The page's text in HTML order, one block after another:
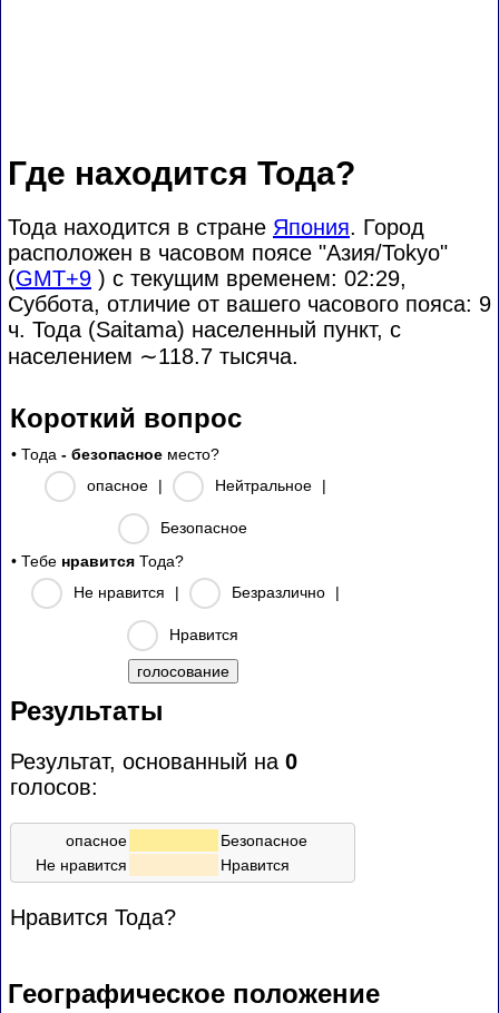
Где находится Тода?
Тода находится в стране Япония. Город
расположен в часовом поясе "Азия/Tokyo"
(GMT+9 ) с текущим временем: 02:29,
Суббота, отличие от вашего часового пояса: 9
ч. Тода (Saitama) населенный пункт, с
населением ∼118.7 тысяча.
Короткий вопрос
• Тода - безопасное место?
опасное
| Нейтральное |
Безопасное
• Тебе нравится Тода?
Не нравится
| Безразлично |
Нравится
Результаты
Результат, основанный на 0
голосов:
опасное
Безопасное
Не нравится
Нравится
Нравится Тода?
Географическое положение